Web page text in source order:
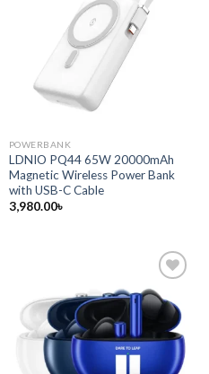
POWERBANK
LDNIO PQ44 65W 20000mAh
Magnetic Wireless Power Bank
with USB-C Cable
3,980.00৳